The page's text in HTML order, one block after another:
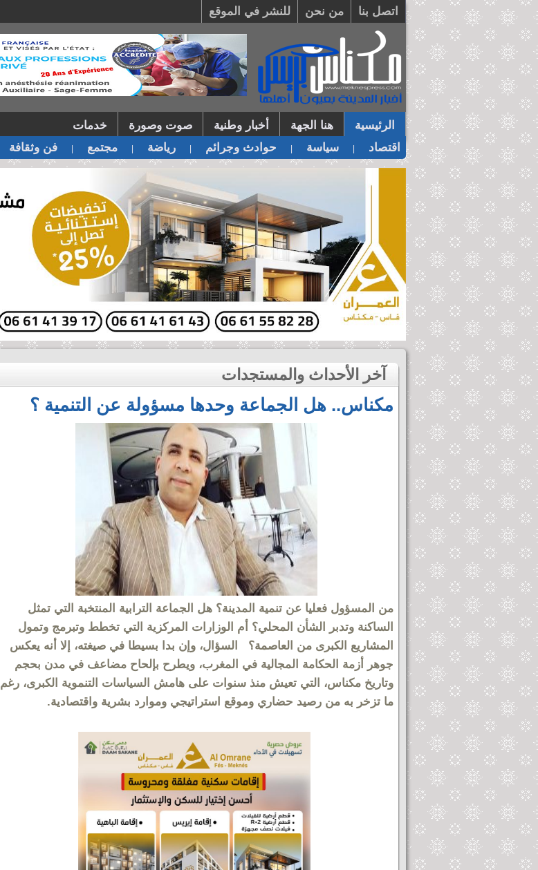
اتصل بنا من نحن للنشر في الموقع
الرئيسية
اقتصاد
سياسة حوادث وجرائم رياضة مجتمع فن وثقافة
هنا الجهة أخبار وطنية صوت وصورة خدمات
مكناس.. هل الجماعة وحدها مسؤولة عن التنمية ؟
من المسؤول فعليا عن تنمية المدينة؟ هل الجماعة الترابية المنتخبة التي تمثل
الساكنة وتدبر الشأن المحلي؟ أم الوزارات المركزية التي تخطط وتبرمج وتمول
المشاريع الكبرى من العاصمة؟ السؤال، وإن بدا بسيطا في صيغته، إلا أنه يعكس
جوهر أزمة الحكامة المجالية في المغرب، ويطرح بإلحاح مضاعف في مدن بحجم
وتاريخ مكناس، التي تعيش منذ سنوات على هامش السياسات التنموية الكبرى، رغم
ما تزخر به من رصيد حضاري وموقع استراتيجي وموارد بشرية واقتصادية.